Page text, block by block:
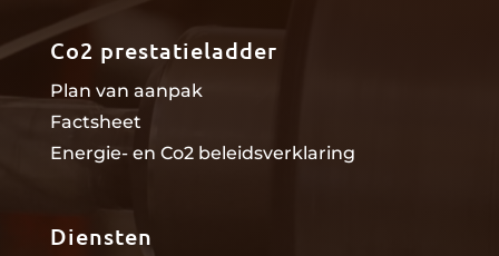
Co2 prestatieladder
Plan van aanpak
Factsheet
Energie- en Co2 beleidsverklaring
Diensten